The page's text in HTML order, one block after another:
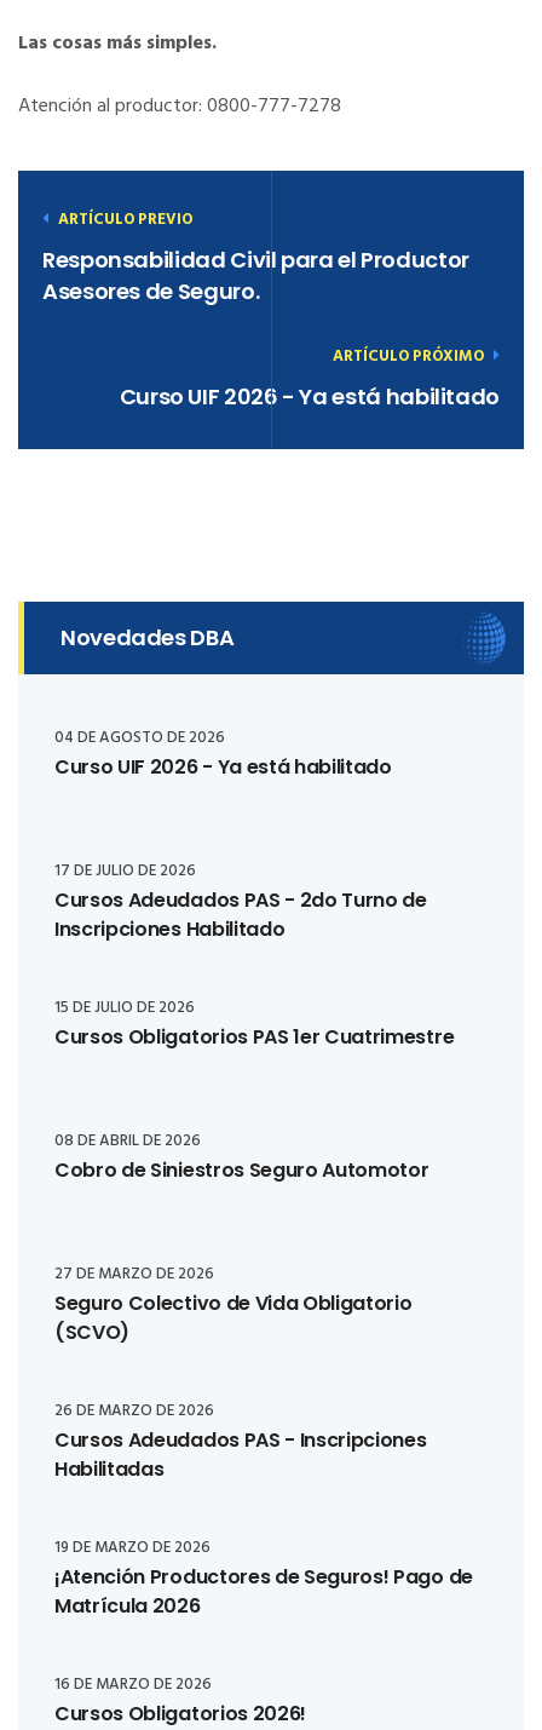
Las cosas más simples.
Atención al productor: 0800-777-7278
ARTÍCULO PREVIO
Responsabilidad Civil para el Productor
Asesores de Seguro.
ARTÍCULO PRÓXIMO
Curso UIF 2026 - Ya está habilitado
Novedades DBA
04 DE AGOSTO DE 2026
Curso UIF 2026 - Ya está habilitado
17 DE JULIO DE 2026
Cursos Adeudados PAS - 2do Turno de
Inscripciones Habilitado
15 DE JULIO DE 2026
Cursos Obligatorios PAS 1er Cuatrimestre
08 DE ABRIL DE 2026
Cobro de Siniestros Seguro Automotor
27 DE MARZO DE 2026
Seguro Colectivo de Vida Obligatorio
(SCVO)
26 DE MARZO DE 2026
Cursos Adeudados PAS - Inscripciones
Habilitadas
19 DE MARZO DE 2026
¡Atención Productores de Seguros! Pago de
Matrícula 2026
16 DE MARZO DE 2026
Cursos Obligatorios 2026!